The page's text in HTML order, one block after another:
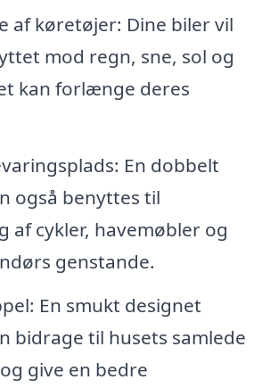
af køretøjer: Dine biler vil
mod regn, sne, sol og
kan forlænge deres
En dobbelt
også benyttes til
af cykler, havemøbler og
genstande.
En smukt designet
bidrage til husets samlede
give en bedre